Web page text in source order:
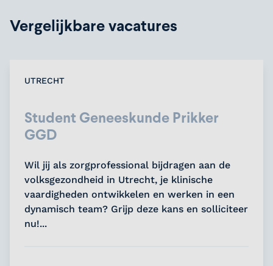
Vergelijkbare vacatures
UTRECHT
Student Geneeskunde Prikker
GGD
Wil jij als zorgprofessional bijdragen aan de
volksgezondheid in Utrecht, je klinische
vaardigheden ontwikkelen en werken in een
dynamisch team? Grijp deze kans en solliciteer
nu!...